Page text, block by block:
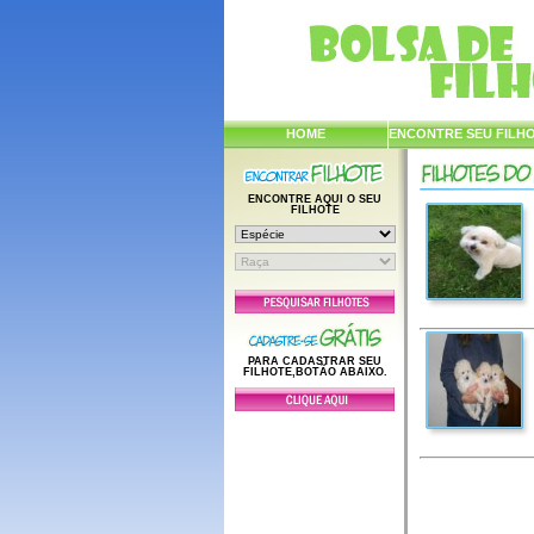
HOME ENCONTRE SEU
ENCONTRE AQUI O SEU
FILHOTE
PARA CADASTRAR SEU
FILHOTE,BOTÃO ABAIXO.